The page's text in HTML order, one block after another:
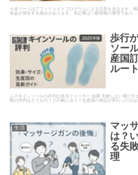
※本ページはアフィリエイトプログラムによる広告を含みます。
収益が発生する場合があります。本記事は一般情報の整理であり
生活
歩行
ソー
産国
ルー
ムテキインソールの評判は本当？メーカー 効果 失敗しない選び
際の評判はどうなの？どの靴に合う？生産国の表記が変わった
生活
マッ
は？
る失
理